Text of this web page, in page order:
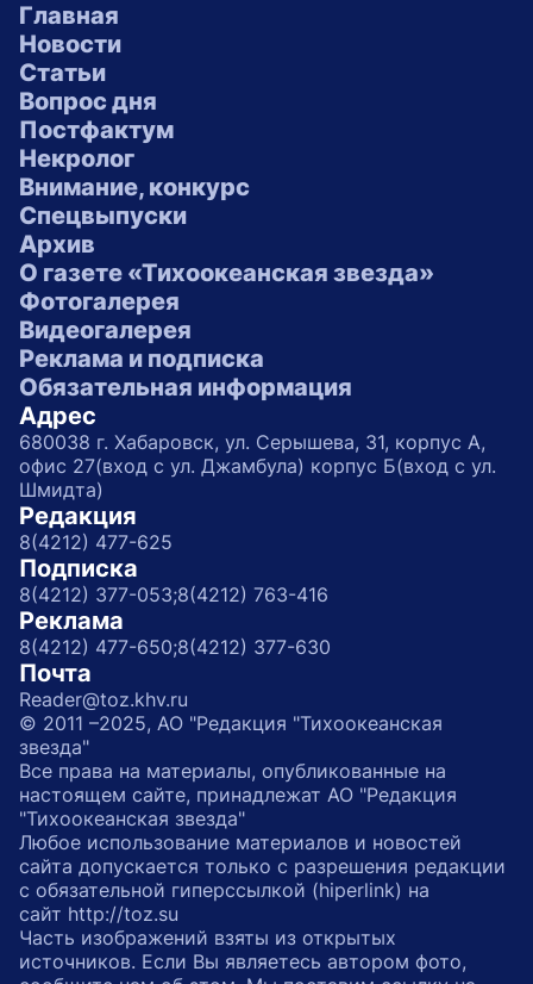
Главная
Новости
Статьи
Вопрос дня
Постфактум
Некролог
Внимание, конкурс
Спецвыпуски
Архив
О газете «Тихоокеанская звезда»
Фотогалерея
Видеогалерея
Реклама и подписка
Обязательная информация
Адрес
680038 г. Хабаровск, ул. Серышева, 31, корпус А,
офис 27(вход с ул. Джамбула) корпус Б(вход с ул.
Шмидта)
Редакция
8(4212) 477-625
Подписка
8(4212) 377-053;8(4212) 763-416
Реклама
8(4212) 477-650;8(4212) 377-630
Почта
Reader@toz.khv.ru
© 2011 –2025, АО "Редакция "Тихоокеанская
звезда"
Все права на материалы, опубликованные на
настоящем сайте, принадлежат АО "Редакция
"Тихоокеанская звезда"
Любое использование материалов и новостей
сайта допускается только с разрешения редакции
с обязательной гиперссылкой (hiperlink) на
сайт http://toz.su
Часть изображений взяты из открытых
источников. Если Вы являетесь автором фото,